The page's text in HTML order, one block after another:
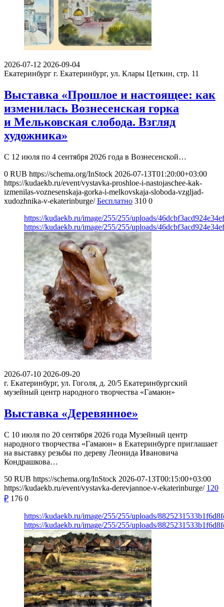
2026-07-12 2026-09-04
Екатеринбург г. Екатеринбург, ул. Клары Цеткин, стр. 11
Выставка «Прошлое и настоящее: как
изменилась Вознесенская горка
и Мельковская слобода. Взгляд
художника»
С 12 июля по 4 сентября 2026 года в Вознесенской…
0 RUB https://schema.org/InStock 2026-07-13T01:20:00+03:00
https://kudaekb.ru/event/vystavka-proshloe-i-nastojaschee-kak-
izmenilas-voznesenskaja-gorka-i-melkovskaja-sloboda-vzgljad-
xudozhnika-v-ekaterinburge/ Бесплатно 310 0
https://kudaekb.ru/image/255/255/uploads/
https://kudaekb.ru/image/255/255/uploads/
2026-07-10 2026-09-20
г. Екатеринбург, ул. Гоголя, д. 20/5 Екатеринбургский
музейный центр народного творчества «Гамаюн»
Выставка «Деревянное»
С 10 июля по 20 сентября 2026 года Музейный центр
народного творчества «Гамаюн» в Екатеринбурге приглашает
на выставку резьбы по дереву Леонида Ивановича
Кондрашкова…
50 RUB https://schema.org/InStock 2026-07-13T00:15:00+03:00
https://kudaekb.ru/event/vystavka-derevjannoe-v-ekaterinburge/ 120
₽ 176 0
https://kudaekb.ru/image/255/255/uploads/
https://kudaekb.ru/image/255/255/uploads/